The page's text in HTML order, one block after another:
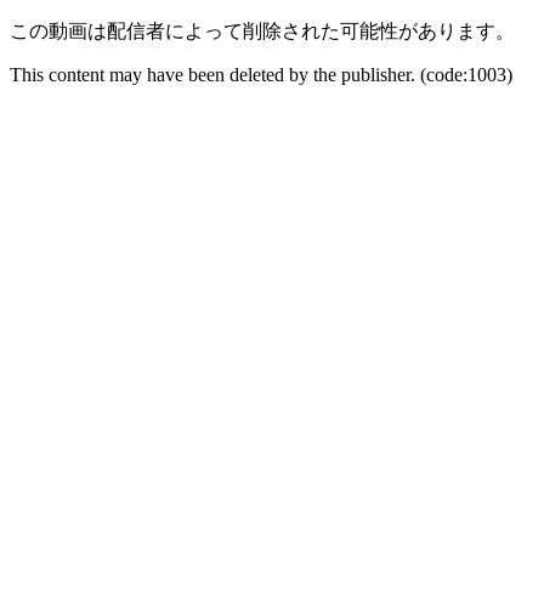
この動画は配信者によって削除された可能性があります。
This content may have been deleted by the publisher. (code:1003)